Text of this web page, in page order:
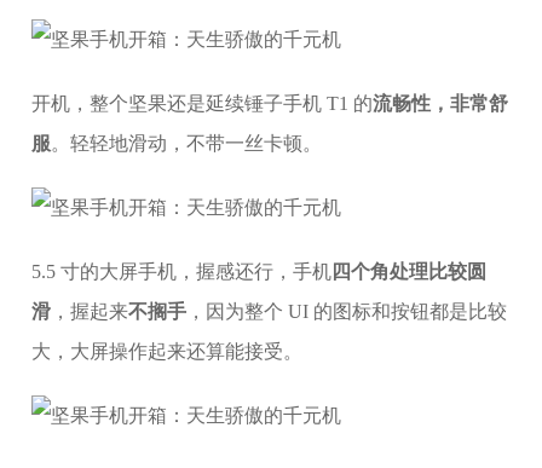
开机，整个坚果还是延续锤子手机 T1 的流畅性，非常舒
服。轻轻地滑动，不带一丝卡顿。
5.5 寸的大屏手机，握感还行，手机四个角处理比较圆
滑 ，握起来不搁手 ，因为整个 UI 的图标和按钮都是比较
大，大屏操作起来还算能接受。